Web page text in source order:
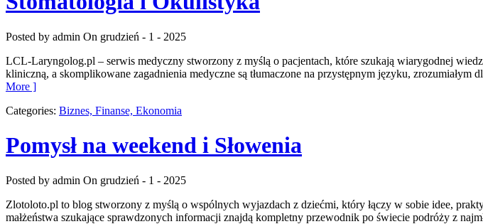
Posted by admin On grudzień - 1 - 2025
LCL-Laryngolog.pl – serwis medyczny stworzony z myślą o pacjentach, które szukają wiarygodnej
kliniczną, a skomplikowane zagadnienia medyczne są tłumaczone na przystępnym języku,
More ]
Categories: Biznes, Finanse, Ekonomia
Pomysł na weekend i Słowenia
Posted by admin On grudzień - 1 - 2025
Zlotoloto.pl to blog stworzony z myślą o wspólnych wyjazdach z dziećmi, który łączy w sobie idee,
małżeństwa szukające sprawdzonych informacji znajdą kompletny przewodnik po świecie podróży z